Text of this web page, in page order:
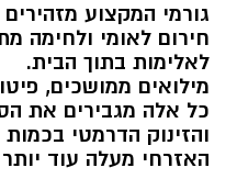
גורמי המקצוע
חירום לאומי ולחימה
לאלימות בתוך הבית.
מילואים ממושכים,
כל אלה מגבירים את
והזינוק הדרמטי
האזרחי מעלה עוד